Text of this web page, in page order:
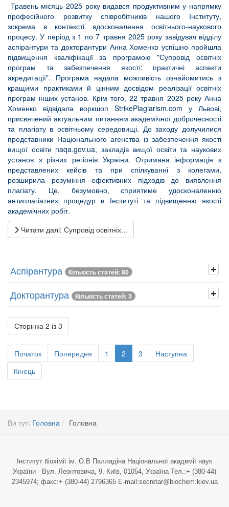
Травень місяць 2025 року видався продуктивним у напрямку
професійного розвитку співробітників нашого Інституту,
зокрема в контексті вдосконалення освітнього-наукового
процесу. У період з 1 по 7 травня 2025 року завідувач відділу
аспірантури та докторантури Анна Хоменко успішно пройшла
підвищення кваліфікації за програмою "Супровід освітніх
програм та забезпечення якості: практичні аспекти
акредитації". Програма надала можливість ознайомитись з
кращими практиками й цінним досвідом реалізації освітніх
програм інших установ. Крім того, 22 травня 2025 року Анна
Хоменко відвідала воркшоп StrikePlagiarism.com у Львові,
присвячений актуальним питанням академічної доброчесності
та плагіату в освітньому середовищі. До заходу долучилися
представники Національного агенства із забезпечення якості
вищої освіти naqa.gov.ua, закладів вищої освіти та наукових
установ з різних регіонів України. Отримана інформація з
представлених кейсів та при спілкуванні з колегами,
розширила розуміння ефективних підходів до виявлення
плагіату. Це, безумовно, сприятиме удосконаленню
антиплагіатних процедур в Інституті та підвищенню якості
академічних робіт.
Читати далі: Супровід освітніх...
Аспірантура Кількість статей: 80
Докторантура Кількість статей: 3
Сторінка 2 із 3
Початок Попередня 1 2 3
Наступна
Кінець
Ви тут: Головна Головна
Інститут біохімії ім. О.В Палладіна Національної академії наук
України Вул. Леонтовича, 9, Київ, 01054, Україна Тел.:+ (380-44)
2345974; факс:+ (380-44) 2796365 E-mail:secretar@biochem.kiev.ua